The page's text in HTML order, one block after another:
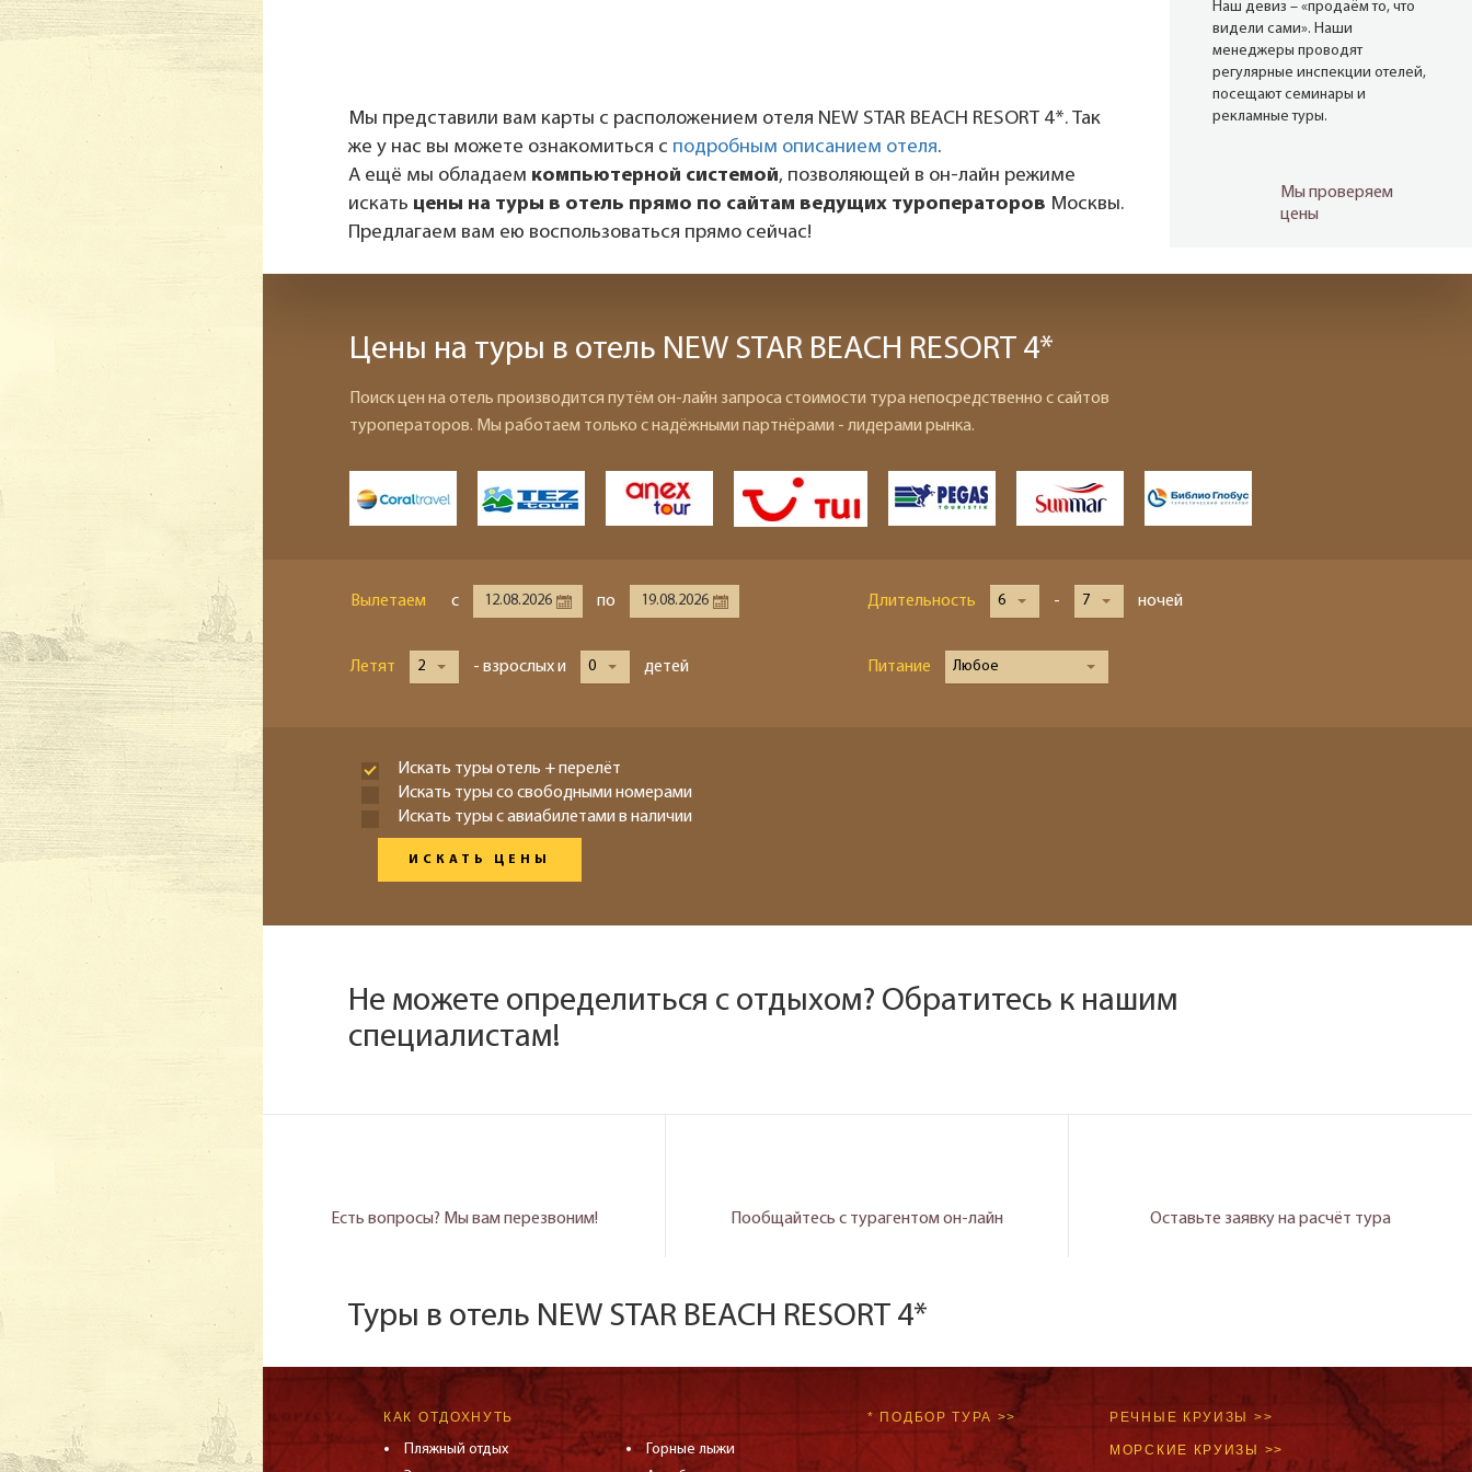
Мы представили вам карты с расположением отеля NEW STAR BEACH RESORT 4*. Так
же у нас вы можете ознакомиться с подробным описанием отеля.
А ещё мы обладаем компьютерной системой, позволяющей в он-лайн режиме
искать цены на туры в отель прямо по сайтам ведущих туроператоров Москвы.
Предлагаем вам ею воспользоваться прямо сейчас!
Наш девиз – «продаём то, что
видели сами». Наши
менеджеры проводят
регулярные инспекции отелей,
посещают семинары и
рекламные туры.
Мы проверяем
цены
Цены на туры в отель NEW STAR BEACH RESORT 4*
Поиск цен на отель производится путём он-лайн запроса стоимости тура непосредственно с сайтов
туроператоров. Мы работаем только с надёжными партнёрами - лидерами рынка.
Вылетаем с по Длительность 6 - 7 ночей
Летят 2 - взрослых и 0 детей Питание Любое
Искать туры отель + перелёт
Искать туры со свободными номерами
Искать туры с авиабилетами в наличии
ИСКАТЬ ЦЕНЫ
Не можете определиться с отдыхом? Обратитесь к нашим
специалистам!
Есть вопросы? Мы вам перезвоним! Пообщайтесь с турагентом он-лайн Оставьте заявку на расчёт тура
Туры в отель NEW STAR BEACH RESORT 4*
КАК ОТДОХНУТЬ
Пляжный отдых
Горные лыжи
* ПОДБОР ТУРА >> РЕЧНЫЕ КРУИЗЫ >>
МОРСКИЕ КРУИЗЫ >>